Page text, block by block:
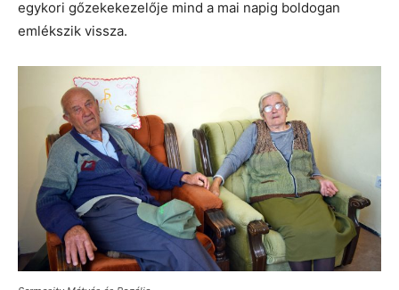
egykori gőzekekezelője mind a mai napig boldogan
emlékszik vissza.